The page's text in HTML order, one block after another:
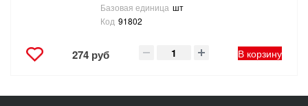
Базовая единица шт
Код 91802
274 руб В корзину